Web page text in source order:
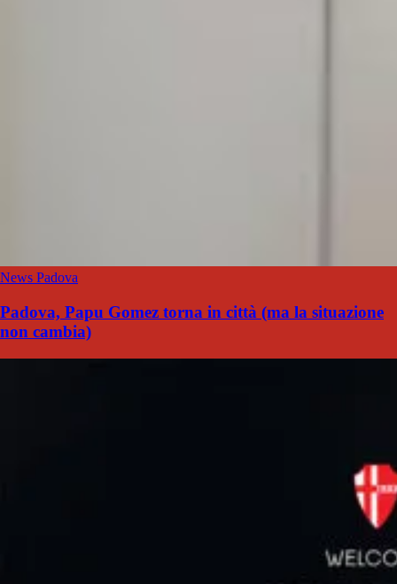
News Padova
Padova, Papu Gomez torna in città (ma la situazione
non cambia)